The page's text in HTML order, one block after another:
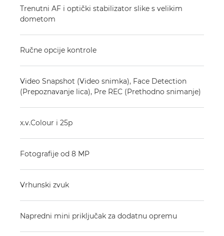
Trenutni AF i optički stabilizator slike s velikim
dometom
Ručne opcije kontrole
Video Snapshot (Video snimka), Face Detection
(Prepoznavanje lica), Pre REC (Prethodno snimanje)
x.v.Colour i 25p
Fotografije od 8 MP
Vrhunski zvuk
Napredni mini priključak za dodatnu opremu